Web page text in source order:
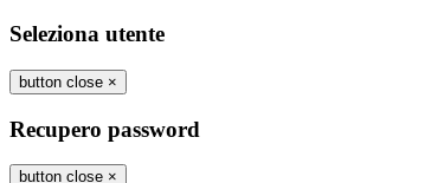
Seleziona utente
button close ×
Recupero password
button close ×